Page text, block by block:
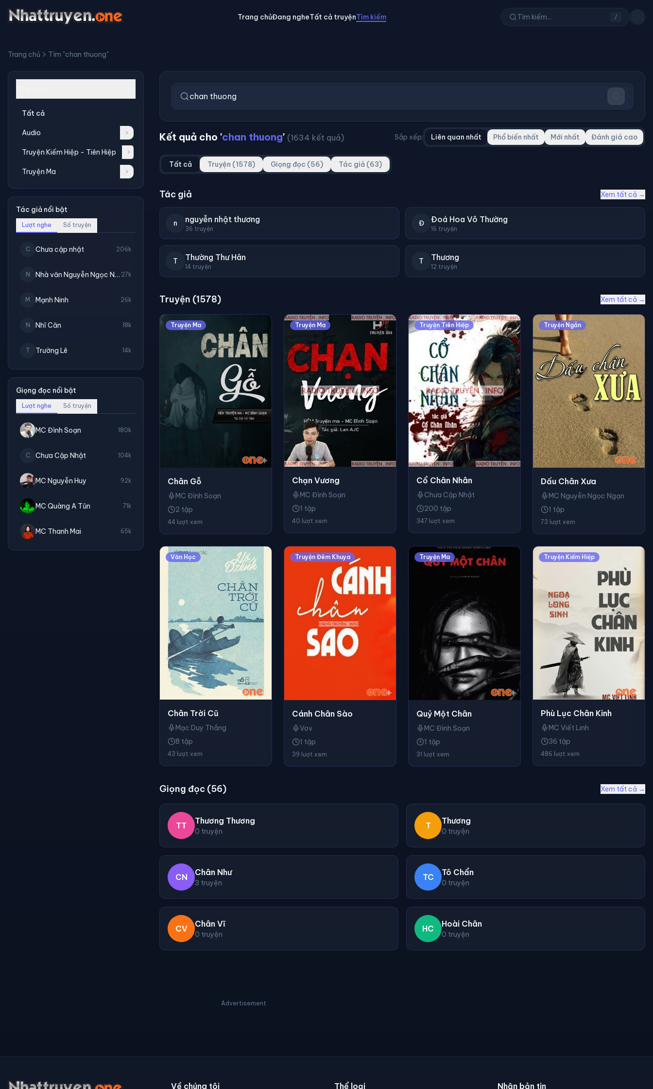
Trang chủĐang ngheTất cả truyệnTìm kiếm /
Trang chủ Tìm "chan thuong"
Tất cả
Audio
Truyện Kiếm Hiệp - Tiên Hiệp
Truyện Ma
Tác giả nổi bật
Lượt nghe Số truyện
C Chưa cập nhật 206k
N Nhà văn Nguyễn Ngọc Ngạn 27k
M Mạnh Ninh 26k
N Nhĩ Căn 18k
T Trường Lê 14k
Giọng đọc nổi bật
Lượt nghe Số truyện
MC Đình Soạn 180k
C Chưa Cập Nhật 104k
MC Nguyễn Huy 92k
MC Quàng A Tũn 71k
MC Thanh Mai 65k
Kết quả cho 'chan thuong' (1634 kết quả) Sắp xếp: Liên quan nhất Phổ biến nhất Mới nhất Đánh giá cao
Tất cả Truyện (1578) Giọng đọc (56) Tác giả (63)
Tác giả Xem tất cả →
n nguyễn nhật thương
36 truyện
Đ Đoá Hoa Vô Thường
16 truyện
T Thường Thư Hân
14 truyện
T Thương
12 truyện
Truyện (1578) Xem tất cả →
Truyện Ma
Chân Gỗ
MC Đình Soạn
2 tập
44 lượt xem
Truyện Ma
Chạn Vương
MC Đình Soạn
1 tập
40 lượt xem
Truyện Tiên Hiệp
Cổ Chân Nhân
Chưa Cập Nhật
200 tập
347 lượt xem
Truyện Ngắn
Dấu Chân Xưa
MC Nguyễn Ngọc Ngạn
1 tập
73 lượt xem
Văn Học
Chân Trời Cũ
Mạc Duy Thắng
8 tập
43 lượt xem
Truyện Đêm Khuya
Cánh Chân Sào
Vov
1 tập
39 lượt xem
Truyện Ma
Quỷ Một Chân
MC Đình Soạn
1 tập
31 lượt xem
Truyện Kiếm Hiệp
Phù Lục Chân Kinh
MC Viết Linh
36 tập
486 lượt xem
Giọng đọc (56) Xem tất cả →
TT Thương Thương
0 truyện
T Thương
0 truyện
CN Chân Như
3 truyện
TC Tô Chẩn
0 truyện
CV Chân Vĩ
0 truyện
HC Hoài Chân
0 truyện
Advertisement
Về chúng tôi Thể loại Nhận bản tin